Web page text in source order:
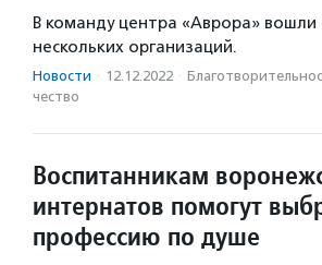
В команду центра «Аврора» вошли
нескольких организаций.
Новости · 12.12.2022 ·
чест­во
Воспитанникам
интернатов помогут
профессию по душе